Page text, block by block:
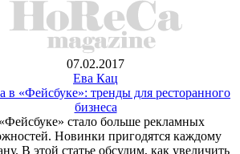
07.02.2017
Ева Кац
в «Фейсбуке»: тренды для ресторанного
бизнеса
стало больше рекламных
Новинки пригодятся каждому
В этой статье обсудим, как увеличить